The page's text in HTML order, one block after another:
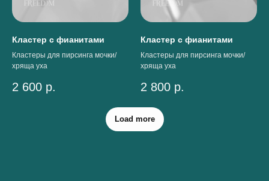
Кластер с фианитами
Кластеры для пирсинга мочки/
хряща уха
2 600 р.
Кластер с фианитами
Кластеры для пирсинга мочки/
хряща уха
2 800 р.
Load more